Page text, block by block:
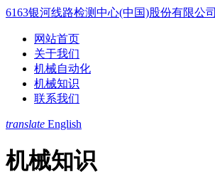
6163银河线路检测中心(中国)股份有限公司
网站首页
关于我们
机械自动化
机械知识
联系我们
translate English
机械知识